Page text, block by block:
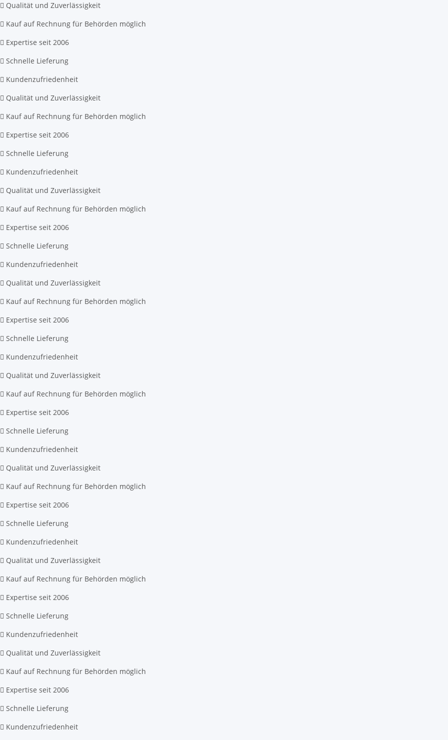
Qualität und Zuverlässigkeit
Kauf auf Rechnung für Behörden möglich
Expertise seit 2006
Schnelle Lieferung
Kundenzufriedenheit
Qualität und Zuverlässigkeit
Kauf auf Rechnung für Behörden möglich
Expertise seit 2006
Schnelle Lieferung
Kundenzufriedenheit
Qualität und Zuverlässigkeit
Kauf auf Rechnung für Behörden möglich
Expertise seit 2006
Schnelle Lieferung
Kundenzufriedenheit
Qualität und Zuverlässigkeit
Kauf auf Rechnung für Behörden möglich
Expertise seit 2006
Schnelle Lieferung
Kundenzufriedenheit
Qualität und Zuverlässigkeit
Kauf auf Rechnung für Behörden möglich
Expertise seit 2006
Schnelle Lieferung
Kundenzufriedenheit
Qualität und Zuverlässigkeit
Kauf auf Rechnung für Behörden möglich
Expertise seit 2006
Schnelle Lieferung
Kundenzufriedenheit
Qualität und Zuverlässigkeit
Kauf auf Rechnung für Behörden möglich
Expertise seit 2006
Schnelle Lieferung
Kundenzufriedenheit
Qualität und Zuverlässigkeit
Kauf auf Rechnung für Behörden möglich
Expertise seit 2006
Schnelle Lieferung
Kundenzufriedenheit